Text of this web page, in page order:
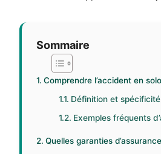
Sommaire
Comprendre l’accident en
Définition et
Exemples fréquents
Quelles garanties